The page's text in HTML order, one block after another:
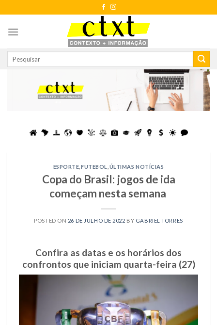
to
content
ESPORTE ,FUTEBOL ÚLTIMAS NOTÍCIAS
Copa do Brasil: jogos de ida
começam nesta semana
POSTED ON 26 DE JULHO DE 2022 BY GABRIEL TORRES
Confira as datas e os horários dos
confrontos que iniciam quarta-feira (27)